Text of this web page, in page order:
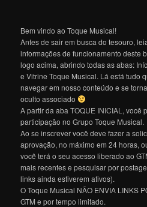
Bem vindo ao Toque Musical!
Antes de sair em busca do tesouro,
informações de funcionamento deste
logo acima, abrindo todas as abas:
e Vitrine Toque Musical. Lá está tudo
navegar em nosso conteúdo e se
oculto associado
A partir da aba TOQUE INICIAL, você
participação no Grupo Toque Musical.
Ao se inscrever você deve fazer a
aprovação, no máximo em 24 horas,
você terá o seu acesso liberado ao
mais recentes e pesquisar por
links ainda estiverem ativos).
O Toque Musical NÃO ENVIA LINKS
GTM e por tempo limitado.